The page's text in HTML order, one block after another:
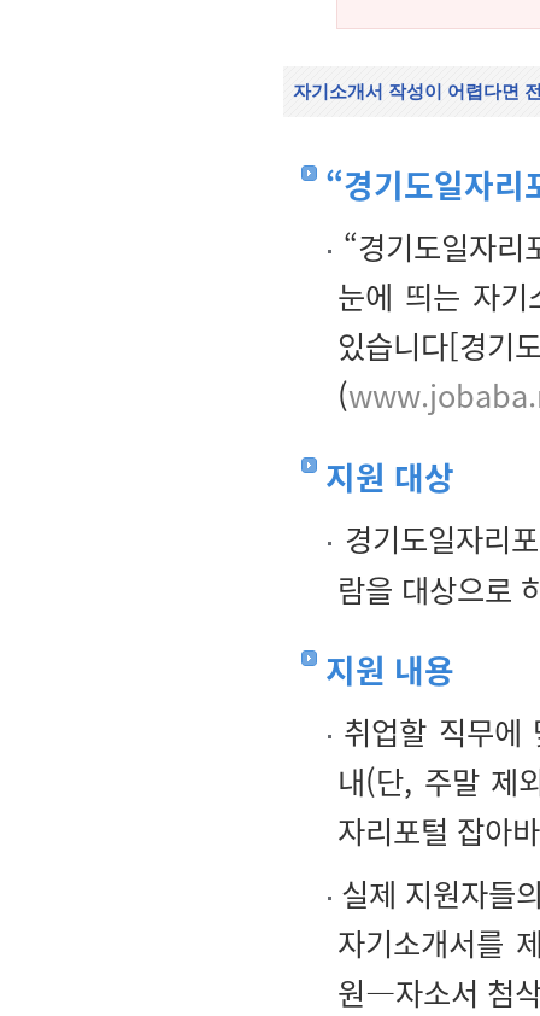
자기소개서 작성이 어렵다면
“경기도일자리
“경기도일자
눈에 띄는 자기
있습니다[경
(
지원 대상
경기도일자리
람을 대상으로
지원 내용
취업할 직무에
내(단, 주말 제
자리포털 잡아
실제 지원자들
자기소개서를
원―자소서 첨